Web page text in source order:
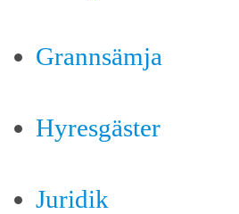
Grannsämja
Hyresgäster
Juridik